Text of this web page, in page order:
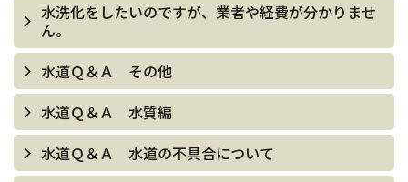
水洗化をしたいのですが、業者や経費が分かりませ
ん。
水道Ｑ＆Ａ その他
水道Ｑ＆Ａ 水質編
水道Ｑ＆Ａ 水道の不具合について